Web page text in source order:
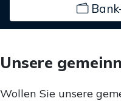
Unsere
Wollen Sie unsere